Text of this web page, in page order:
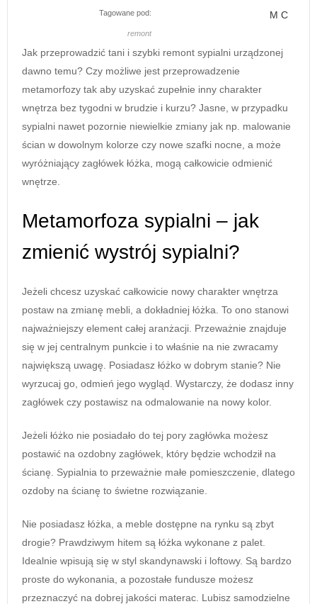
Tagowane pod:
remont
M C
Jak przeprowadzić tani i szybki remont sypialni urządzonej
dawno temu? Czy możliwe jest przeprowadzenie
metamorfozy tak aby uzyskać zupełnie inny charakter
wnętrza bez tygodni w brudzie i kurzu? Jasne, w przypadku
sypialni nawet pozornie niewielkie zmiany jak np. malowanie
ścian w dowolnym kolorze czy nowe szafki nocne, a może
wyróżniający zagłówek łóżka, mogą całkowicie odmienić
wnętrze.
Metamorfoza sypialni – jak
zmienić wystrój sypialni?
Jeżeli chcesz uzyskać całkowicie nowy charakter wnętrza
postaw na zmianę mebli, a dokładniej łóżka. To ono stanowi
najważniejszy element całej aranżacji. Przeważnie znajduje
się w jej centralnym punkcie i to właśnie na nie zwracamy
największą uwagę. Posiadasz łóżko w dobrym stanie? Nie
wyrzucaj go, odmień jego wygląd. Wystarczy, że dodasz inny
zagłówek czy postawisz na odmalowanie na nowy kolor.
Jeżeli łóżko nie posiadało do tej pory zagłówka możesz
postawić na ozdobny zagłówek, który będzie wchodził na
ścianę. Sypialnia to przeważnie małe pomieszczenie, dlatego
ozdoby na ścianę to świetne rozwiązanie.
Nie posiadasz łóżka, a meble dostępne na rynku są zbyt
drogie? Prawdziwym hitem są łóżka wykonane z palet.
Idealnie wpisują się w styl skandynawski i loftowy. Są bardzo
proste do wykonania, a pozostałe fundusze możesz
przeznaczyć na dobrej jakości materac. Lubisz samodzielne